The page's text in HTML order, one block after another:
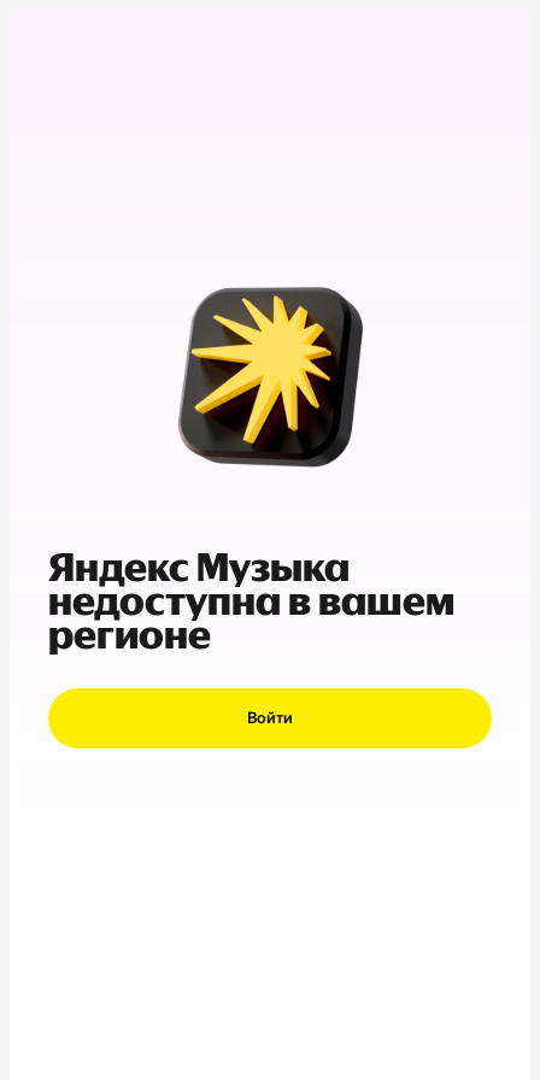
Яндекс Музыка
недоступна в вашем
регионе
Войти